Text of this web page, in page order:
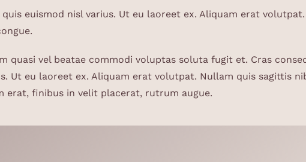
euismod nisl varius. Ut eu laoreet ex. Aliquam erat
quasi vel beatae commodi voluptas soluta fugit et. Cras
Ut eu laoreet ex. Aliquam erat volutpat. Nullam quis sagittis
erat, finibus in velit placerat, rutrum augue.